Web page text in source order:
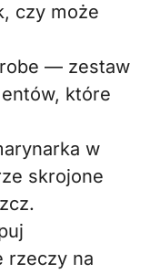
czy może
— zestaw
które
w
skrojone
rzeczy na